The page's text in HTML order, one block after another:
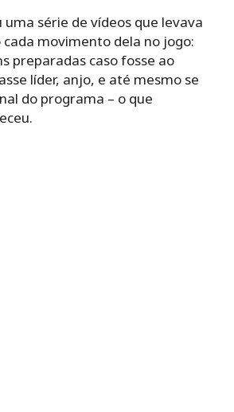
série de vídeos que levava
movimento dela no jogo:
preparadas caso fosse ao
líder, anjo, e até mesmo se
do programa – o que